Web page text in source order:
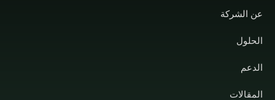
عن الشركة
الحلول
الدعم
المقالات